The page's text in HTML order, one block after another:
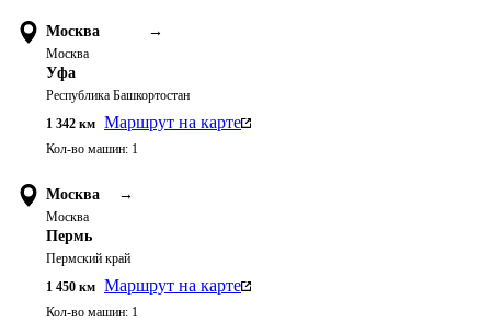
Москва →
Москва
Уфа
Республика Башкортостан
1 342 км Маршрут на карте
Кол-во машин: 1
Москва →
Москва
Пермь
Пермский край
1 450 км Маршрут на карте
Кол-во машин: 1